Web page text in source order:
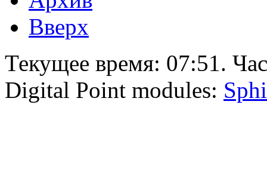
Вверх
Текущее время: 07:51.
Digital Point modules: